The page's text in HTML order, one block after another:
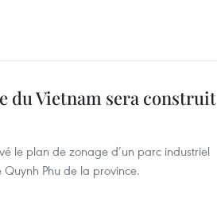
du Vietnam sera construit
le plan de zonage d’un parc industriel
Phu de la province.